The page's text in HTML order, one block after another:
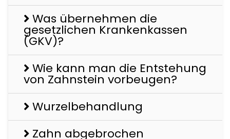
Was übernehmen die
gesetzlichen Krankenkassen
(GKV)?
Wie kann man die Entstehung
von Zahnstein vorbeugen?
Wurzelbehandlung
Zahn abgebrochen